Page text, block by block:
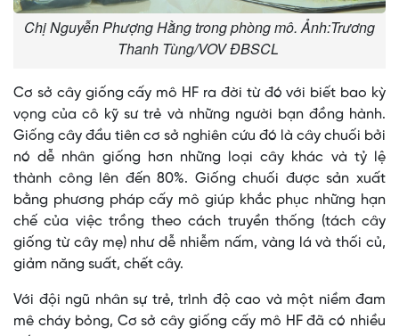
Chị Nguyễn Phượng Hằng trong phòng mô. Ảnh:Trương
Thanh Tùng/VOV ĐBSCL
Cơ sở cây giống cấy mô HF ra đời từ đó với biết bao kỳ
vọng của cô kỹ sư trẻ và những người bạn đồng hành.
Giống cây đầu tiên cơ sở nghiên cứu đó là cây chuối bởi
nó dễ nhân giống hơn những loại cây khác và tỷ lệ
thành công lên đến 80%. Giống chuối được sản xuất
bằng phương pháp cấy mô giúp khắc phục những hạn
chế của việc trồng theo cách truyền thống (tách cây
giống từ cây mẹ) như dễ nhiễm nấm, vàng lá và thối củ,
giảm năng suất, chết cây.
Với đội ngũ nhân sự trẻ, trình độ cao và một niềm đam
mê cháy bỏng, Cơ sở cây giống cấy mô HF đã có nhiều